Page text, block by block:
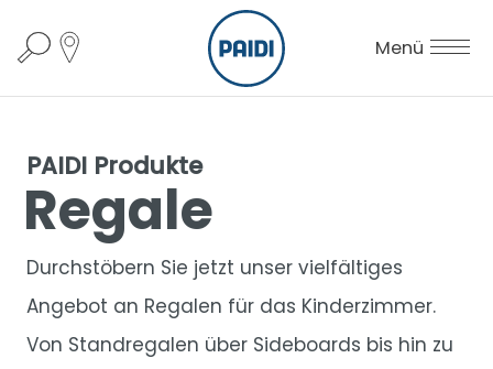
Menü
PAIDI Produkte
Regale
Durchstöbern Sie jetzt unser vielfältiges
Angebot an Regalen für das Kinderzimmer.
Von Standregalen über Sideboards bis hin zu